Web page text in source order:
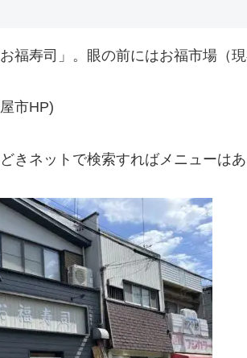
福寿司」。眼の前にはお福市場（
屋市HP)
きネットで検索すればメニューは